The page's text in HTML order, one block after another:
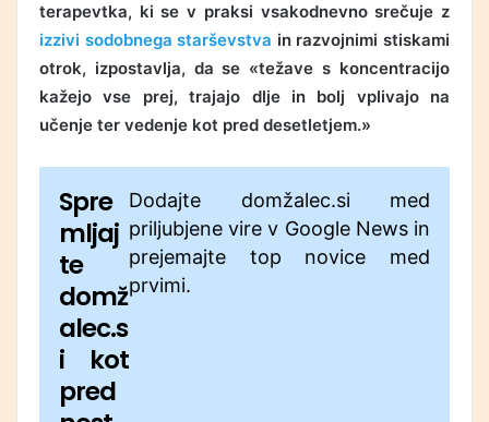
terapevtka, ki se v praksi vsakodnevno srečuje z
izzivi sodobnega starševstva in razvojnimi stiskami
otrok, izpostavlja, da se «težave s koncentracijo
kažejo vse prej, trajajo dlje in bolj vplivajo na
učenje ter vedenje kot pred desetletjem.»
Spre
mljaj
te
domž
alec.s
i kot
pred
Dodajte domžalec.si med
priljubjene vire v Google News in
prejemajte top novice med
prvimi.